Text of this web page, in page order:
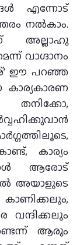
നല്‍കാം.
അല്ലാഹു
വാഗ്ദാനം
ഈ പറഞ്ഞ
കാര്യം
ആരോട്
അയാളുടെ
ആരും